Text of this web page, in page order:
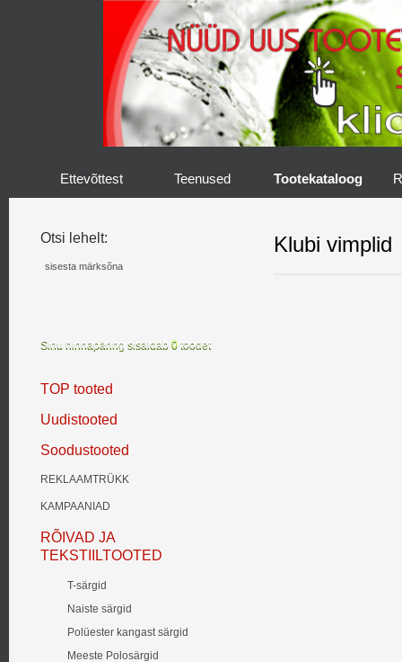
Ettevõttest Teenused Tootekataloog
Otsi lehelt:
Sinu hinnapäring sisaldab 0 toodet
TOP tooted
Uudistooted
Soodustooted
REKLAAMTRÜKK
KAMPAANIAD
RÕIVAD JA
TEKSTIILTOOTED
T-särgid
Naiste särgid
Polüester kangast särgid
Meeste Polosärgid
Klubi vimplid